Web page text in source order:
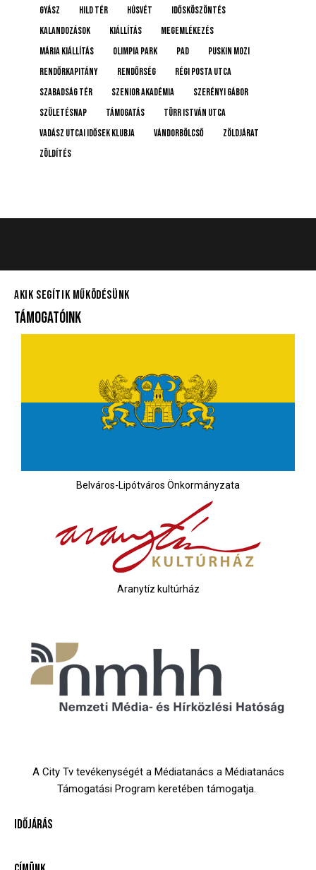
gyász
Hild tér húsvét
idősköszöntés
Kalandozások
kiállítás
megemlékezés
Mária kiállítás
Olimpia Park pad
Puskin mozi
rendőrkapitány
rendőrség
Régi posta utca
Szabadság tér
Szenior Akadémia
Szerényi Gábor
születésnap
támogatás
Türr István utca
Vadász Utcai Idősek Klubja
Vándorbölcső
Zöldjárat
Zöldítés
AKIK SEGÍTIK MŰKÖDÉSÜNK
TÁMOGATÓINK
Belváros-Lipótváros Önkormányzata
Aranytíz kultúrház
A City Tv tevékenységét a Médiatanács a Médiatanács
Támogatási Program keretében támogatja.
IDŐJÁRÁS